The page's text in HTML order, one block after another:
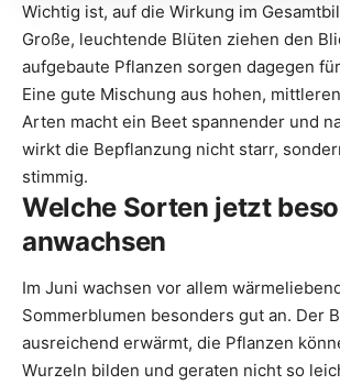
Wichtig ist, auf die Wirkung im
Große, leuchtende Blüten ziehen den
aufgebaute Pflanzen sorgen dagegen
Eine gute Mischung aus hohen,
Arten macht ein Beet spannender und
wirkt die Bepflanzung nicht starr,
stimmig.
Welche Sorten jetzt
anwachsen
Im Juni wachsen vor allem
Sommerblumen besonders gut an. Der
ausreichend erwärmt, die Pflanzen
Wurzeln bilden und geraten nicht so